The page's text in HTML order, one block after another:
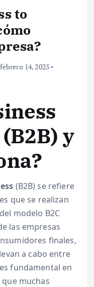
to
febrero 14, 2025
y
(B2B) se refiere
que se realizan
modelo B2C
las empresas
finales,
a cabo entre
fundamental en
muchas